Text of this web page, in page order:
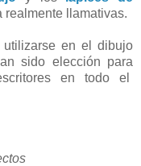
realmente llamativas.
utilizarse en el dibujo
sido elección para
en todo el